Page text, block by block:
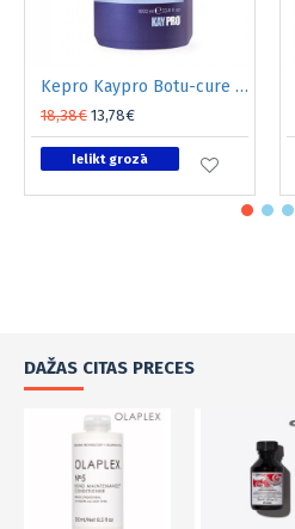
Kepro Kaypro Botu-cure Phase3 maska bojātiem matiem 1l
18,38€ 13,78€
Ielikt grozā
DAŽAS CITAS PRECES